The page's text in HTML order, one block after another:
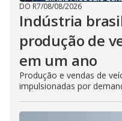
DO R7/08/08/2026
Indústria
produção de
em um ano
Produção e vendas de
impulsionadas por